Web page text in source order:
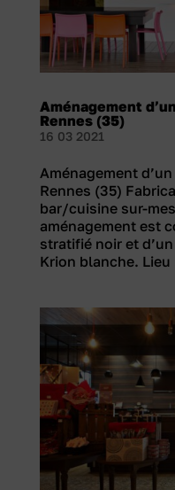
Aménagement
Rennes (35)
16 03 2021
Aménagement
Rennes (35)
bar/cuisine sur-
aménagement est
stratifié noir et
Krion blanche. Lieu